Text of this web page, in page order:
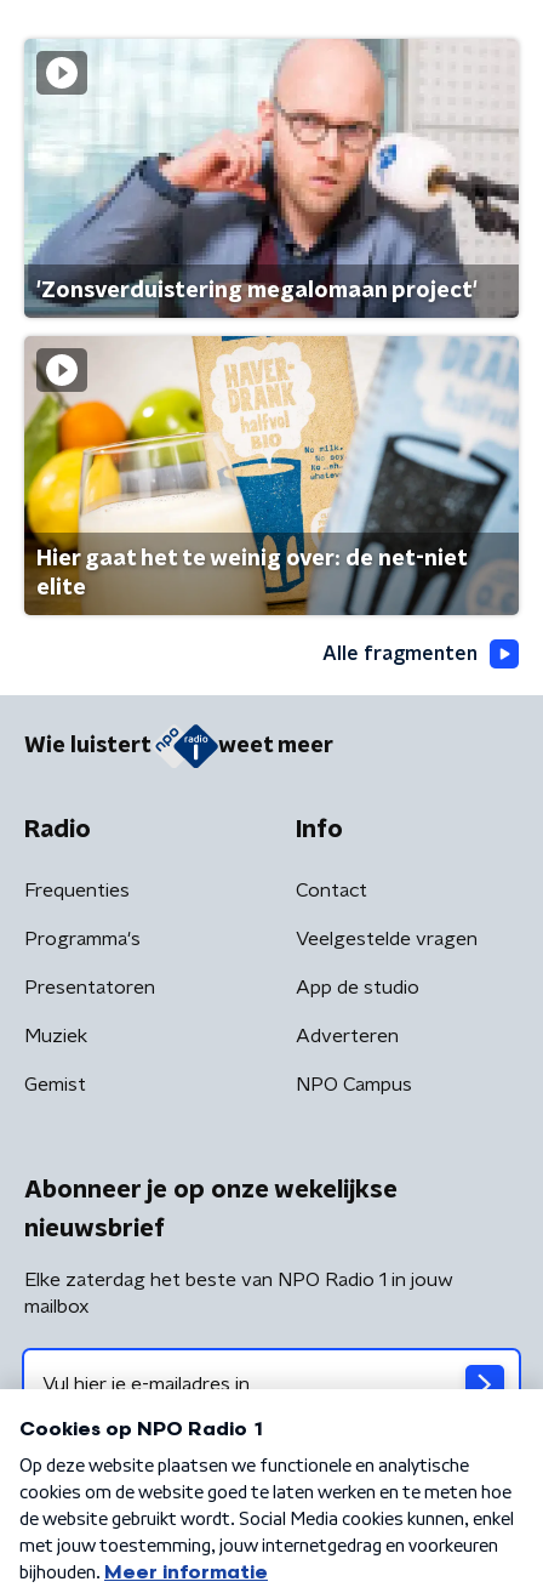
'Zonsverduistering megalomaan project'
Hier gaat het te weinig over: de net-niet
elite
Alle fragmenten
Wie luistert weet meer
Radio
Frequenties
Programma's
Presentatoren
Muziek
Gemist
Info
Contact
Veelgestelde vragen
App de studio
Adverteren
NPO Campus
Abonneer je op onze wekelijkse
nieuwsbrief
Elke zaterdag het beste van NPO Radio 1 in jouw
mailbox
Algemene voorwaarden Privacybeleid